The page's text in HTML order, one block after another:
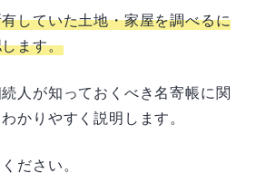
していた土地・家屋を調べるに
ます。
人が知っておくべき名寄帳に関
かりやすく説明します。
ださい。